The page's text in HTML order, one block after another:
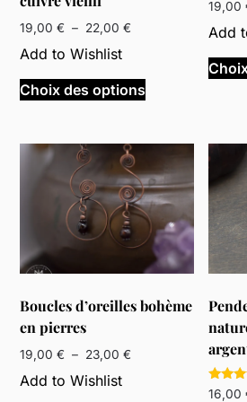
19,00€ – 22,00€
19,00 €
à
Add to Wishlist
Choix des optionsproduit
variations.
Les
options
peuvent
être
choisies
la
19,00
Add
Boucles d’oreilles bohème
en pierres
19,00€ – 23,00€
Add to Wishlist
Note
16,00